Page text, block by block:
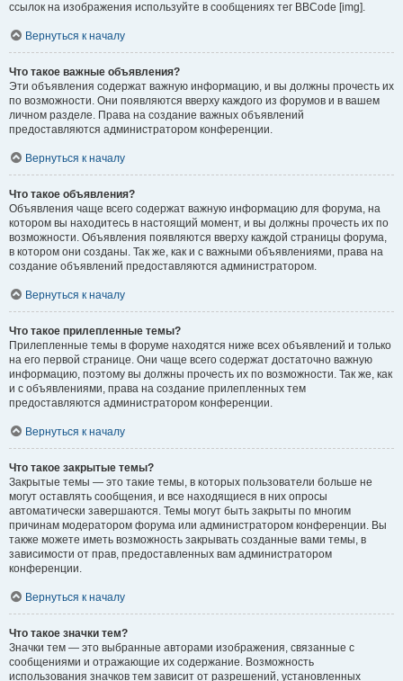
ссылок на изображения используйте в сообщениях тег BBCode [img].
Вернуться к началу
Что такое важные объявления?
Эти объявления содержат важную информацию, и вы должны прочесть их
по возможности. Они появляются вверху каждого из форумов и в вашем
личном разделе. Права на создание важных объявлений
предоставляются администратором конференции.
Вернуться к началу
Что такое объявления?
Объявления чаще всего содержат важную информацию для форума, на
котором вы находитесь в настоящий момент, и вы должны прочесть их по
возможности. Объявления появляются вверху каждой страницы форума,
в котором они созданы. Так же, как и с важными объявлениями, права на
создание объявлений предоставляются администратором.
Вернуться к началу
Что такое прилепленные темы?
Прилепленные темы в форуме находятся ниже всех объявлений и только
на его первой странице. Они чаще всего содержат достаточно важную
информацию, поэтому вы должны прочесть их по возможности. Так же, как
и с объявлениями, права на создание прилепленных тем
предоставляются администратором конференции.
Вернуться к началу
Что такое закрытые темы?
Закрытые темы — это такие темы, в которых пользователи больше не
могут оставлять сообщения, и все находящиеся в них опросы
автоматически завершаются. Темы могут быть закрыты по многим
причинам модератором форума или администратором конференции. Вы
также можете иметь возможность закрывать созданные вами темы, в
зависимости от прав, предоставленных вам администратором
конференции.
Вернуться к началу
Что такое значки тем?
Значки тем — это выбранные авторами изображения, связанные с
сообщениями и отражающие их содержание. Возможность
использования значков тем зависит от разрешений, установленных